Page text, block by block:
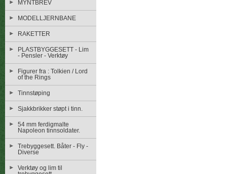
MYNTBREV
MODELLJERNBANE
RAKETTER
PLASTBYGGESETT - Lim
- Pensler - Verktøy
Figurer fra : Tolkien / Lord
of the Rings
Tinnstøping
Sjakkbrikker støpt i tinn.
54 mm ferdigmalte
Napoleon tinnsoldater.
Trebyggesett. Båter - Fly -
Diverse
Verktøy og lim til